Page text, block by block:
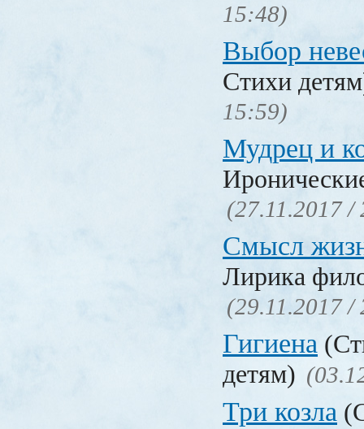
15:48)
Выбор
Стихи
15:59)
Мудрец и
(27.11.2017 /
Смысл
Лирика
(29.11.2017 /
Гигиена
детям)
Три козла